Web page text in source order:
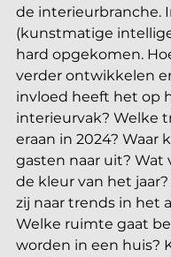
de interieurbranche.
(kunstmatige
hard opgekomen.
verder ontwikkelen
invloed heeft het op
interieurvak? Welke
eraan in 2024? Waar
gasten naar uit? Wat
de kleur van het
zij naar trends in het
Welke ruimte gaat
worden in een huis?